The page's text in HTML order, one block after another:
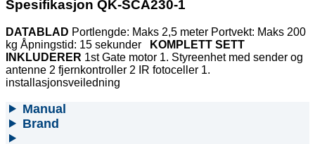
Spesifikasjon QK-SCA230-1
DATABLAD Portlengde: Maks 2,5 meter Portvekt: Maks 200
kg Åpningstid: 15 sekunder
KOMPLETT SETT
INKLUDERER 1st Gate motor 1. Styreenhet med sender og
antenne 2 fjernkontroller 2 IR fotoceller 1.
installasjonsveiledning
Manual
Brand